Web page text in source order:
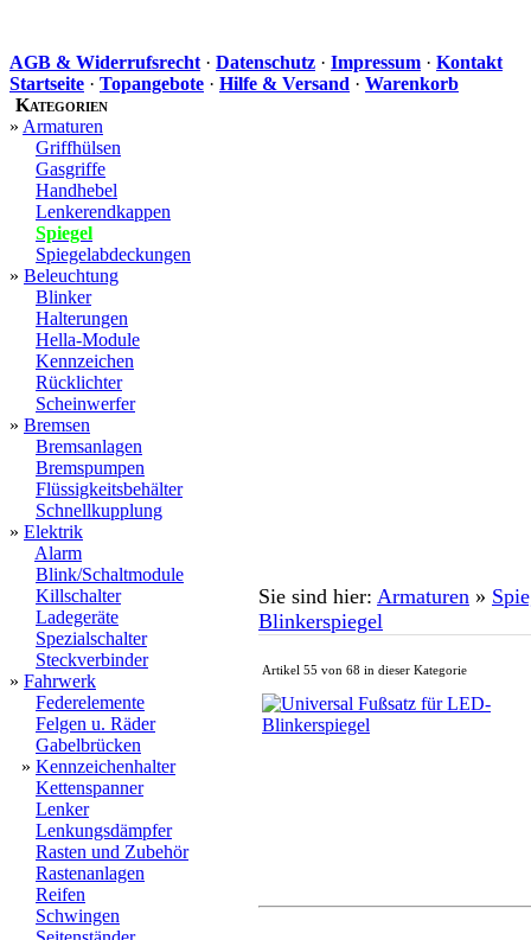
AGB & Widerrufsrecht · Datenschutz · Impressum · Kontakt
Startseite · Topangebote · Hilfe & Versand · Warenkorb
Kategorien
» Armaturen
Griffhülsen
Gasgriffe
Handhebel
Lenkerendkappen
Spiegel
Spiegelabdeckungen
» Beleuchtung
Blinker
Halterungen
Hella-Module
Kennzeichen
Rücklichter
Scheinwerfer
» Bremsen
Bremsanlagen
Bremspumpen
Flüssigkeitsbehälter
Schnellkupplung
» Elektrik
Alarm
Blink/Schaltmodule
Killschalter
Ladegeräte
Spezialschalter
Steckverbinder
» Fahrwerk
Federelemente
Felgen u. Räder
Gabelbrücken
» Kennzeichenhalter
Kettenspanner
Lenker
Lenkungsdämpfer
Rasten und Zubehör
Rastenanlagen
Reifen
Schwingen
Sie sind hier: Armaturen »
Blinkerspiegel
Artikel 55 von 68 in dieser Kategorie